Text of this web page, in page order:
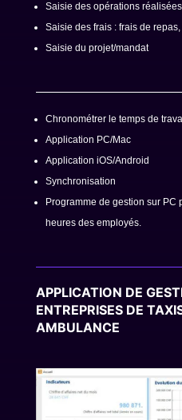
Saisie des opérations
Saisie des frais : frais de
Saisie du projet/mandat
Chronométrer le temps de
Application PC/Mac
Application iOS/Android
Synchronisation
Programme de gestion sur PC
heures des employés.
APPLICATION DE
ENTREPRISES DE
AMBULANCE